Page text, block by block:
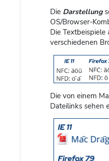
Die Darstellung
OS/Browser-
Die Textbeispiele
verschiedenen
Die von einem
Dateilinks sehen